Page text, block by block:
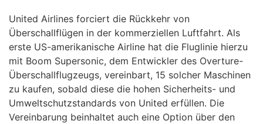
United Airlines forciert die Rückkehr von
Überschallflügen in der kommerziellen Luftfahrt. Als
erste US-amerikanische Airline hat die Fluglinie hierzu
mit Boom Supersonic, dem Entwickler des Overture-
Überschallflugzeugs, vereinbart, 15 solcher Maschinen
zu kaufen, sobald diese die hohen Sicherheits- und
Umweltschutzstandards von United erfüllen. Die
Vereinbarung beinhaltet auch eine Option über den